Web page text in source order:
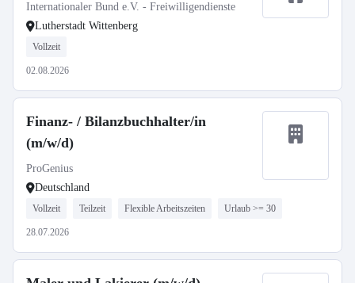
Internationaler Bund e.V. - Freiwilligendienste
Lutherstadt Wittenberg
Vollzeit
02.08.2026
Finanz- / Bilanzbuchhalter/in
(m/w/d)
ProGenius
Deutschland
Vollzeit Teilzeit Flexible Arbeitszeiten Urlaub >= 30
28.07.2026